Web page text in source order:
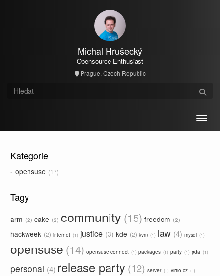
Michal Hrušecký
Opensource Enthusiast
Prague, Czech Republic
Kategorie
opensuse 17
Tagy
arm 2 cake 2 community 15 freedom 2
hackweek 2 internet 1 justice 3 kde 2 kvm 1 law 4 mysql 1
opensuse 14 opensuse connect 1 packages 1 party 1 pda 1
personal 4 release party 12 server 1 virtio.cz 1